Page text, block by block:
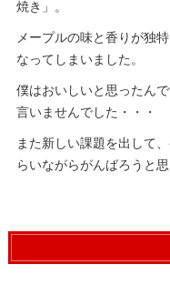
焼き」。
メープルの味と香りが独
なってしまいました。
僕はおいしいと思ったん
言いませんでした・・・
また新しい課題を出して
らいながらがんばろうと思